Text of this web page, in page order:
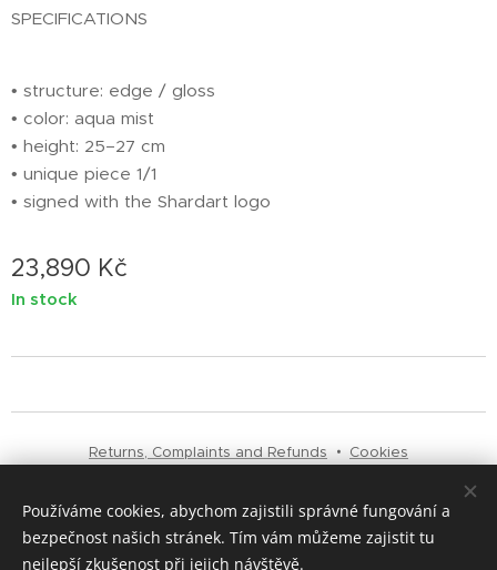
SPECIFICATIONS
• structure: edge / gloss
• color: aqua mist
• height: 25–27 cm
• unique piece 1/1
• signed with the Shardart logo
23,890 Kč
In stock
Returns, Complaints and Refunds Cookies
Languages
Čeština
English
Italiano
Používáme cookies, abychom zajistili správné fungování a
bezpečnost našich stránek. Tím vám můžeme zajistit tu
nejlepší zkušenost při jejich návštěvě.